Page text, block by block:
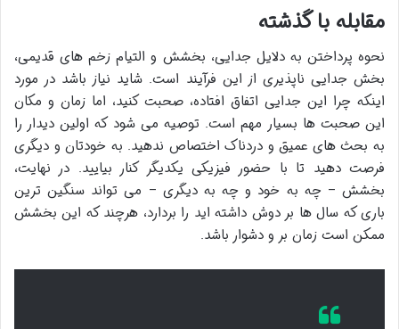
مقابله با گذشته
نحوه پرداختن به دلایل جدایی، بخشش و التیام زخم های قدیمی،
بخش جدایی ناپذیری از این فرآیند است. شاید نیاز باشد در مورد
اینکه چرا این جدایی اتفاق افتاده، صحبت کنید، اما زمان و مکان
این صحبت ها بسیار مهم است. توصیه می شود که اولین دیدار را
به بحث های عمیق و دردناک اختصاص ندهید. به خودتان و دیگری
فرصت دهید تا با حضور فیزیکی یکدیگر کنار بیایید. در نهایت،
بخشش – چه به خود و چه به دیگری – می تواند سنگین ترین
باری که سال ها بر دوش داشته اید را بردارد، هرچند که این بخشش
ممکن است زمان بر و دشوار باشد.